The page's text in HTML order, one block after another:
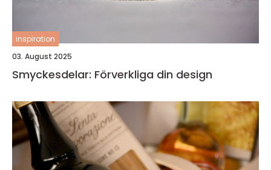
inspiration
03. August 2025
Smyckesdelar: Förverkliga din design